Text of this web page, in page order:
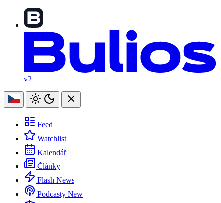
v2
Feed
Watchlist
Kalendář
Články
Flash News
Podcasty New